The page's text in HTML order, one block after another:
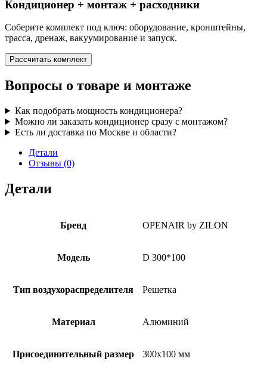
Кондиционер + монтаж + расходники
Соберите комплект под ключ: оборудование, кронштейны,
трасса, дренаж, вакуумирование и запуск.
Рассчитать комплект
Вопросы о товаре и монтаже
Как подобрать мощность кондиционера?
Можно ли заказать кондиционер сразу с монтажом?
Есть ли доставка по Москве и области?
Детали
Отзывы (0)
Детали
Бренд OPENAIR by ZILON
Модель D 300*100
Тип воздухораспределителя Решетка
Материал Алюминий
Присоединительный размер 300х100 мм